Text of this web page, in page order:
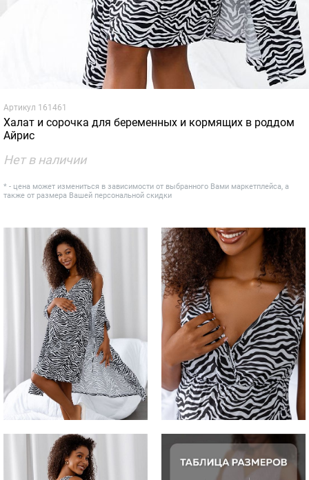
Артикул 161461
Халат и сорочка для беременных и кормящих в роддом
Айрис
Нет в наличии
* - цена может измениться в зависимости от выбранного Вами маркетплейса, а
также от размера Вашей персональной скидки